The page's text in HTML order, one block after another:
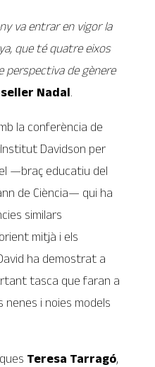
va entrar en vigor la
que té quatre eixos
perspectiva de gènere
Nadal.
la conferència de
Davidson per
—braç educatiu del
de Ciència— qui ha
similars
mitjà i els
ha demostrat a
tasca que faran a
nenes i noies models
Teresa Tarragó,